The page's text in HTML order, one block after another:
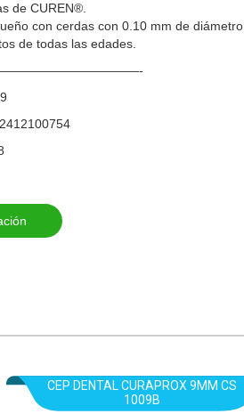
de CUREN®.
con cerdas con 0.10 mm de diámetro.
de todas las edades.
CEP DENTAL CURAPROX 9MM CS
1009B